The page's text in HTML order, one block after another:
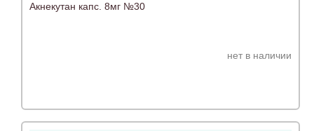
Акнекутан капс. 8мг №30
нет в наличии